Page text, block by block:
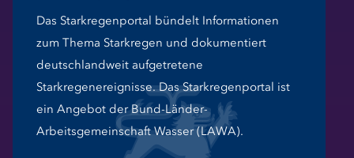
Das Starkregenportal bündelt Informationen
zum Thema Starkregen und dokumentiert
deutschlandweit aufgetretene
Starkregenereignisse. Das Starkregenportal ist
ein Angebot der Bund-Länder-
Arbeitsgemeinschaft Wasser (LAWA).